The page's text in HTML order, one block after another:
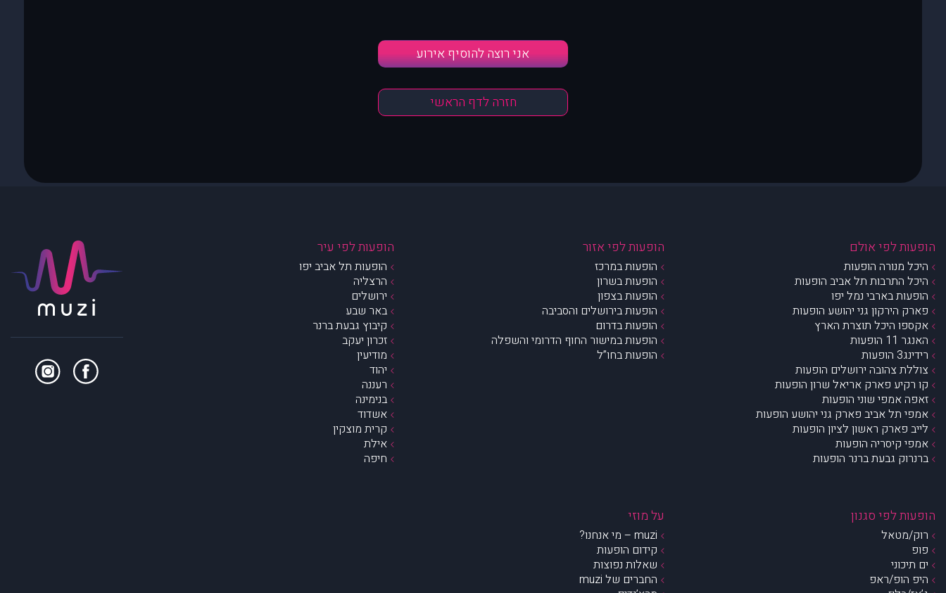
אני רוצה להוסיף אירוע
חזרה לדף הראשי
הופעות לפי אולם
היכל מנורה הופעות
היכל התרבות תל אביב הופעות
הופעות בארבי נמל יפו
פארק הירקון גני יהושע הופעות
אקספו היכל תוצרת הארץ
האנגר 11 הופעות
רידינג3 הופעות
צוללת צהובה ירושלים הופעות
קו רקיע פארק אריאל שרון הופעות
זאפה אמפי שוני הופעות
אמפי תל אביב פארק גני יהושע הופעות
לייב פארק ראשון לציון הופעות
אמפי קיסריה הופעות
ברנרוק גבעת ברנר הופעות
הופעות לפי אזור
הופעות במרכז
הופעות בשרון
הופעות בצפון
הופעות בירושלים והסביבה
הופעות בדרום
הופעות במישור החוף הדרומי והשפלה
הופעות בחו”ל
הופעות לפי עיר
הופעות תל אביב יפו
הרצליה
ירושלים
באר שבע
קיבוץ גבעת ברנר
זכרון יעקב
מודיעין
יהוד
רעננה
בנימינה
אשדוד
קרית מוצקין
אילת
חיפה
הופעות לפי סגנון
רוק/מטאל
פופ
ים תיכוני
היפ הופ/ראפ
על מוזי
muzi – מי אנחנו?
קידום הופעות
שאלות נפוצות
החברים של muzi